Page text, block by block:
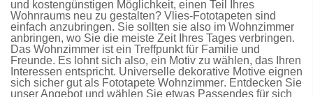
und kostengünstigen Möglichkeit, einen Teil Ihres
Wohnraums neu zu gestalten? Vlies-Fototapeten sind
einfach anzubringen. Sie sollten sie also im Wohnzimmer
anbringen, wo Sie die meiste Zeit Ihres Tages verbringen.
Das Wohnzimmer ist ein Treffpunkt für Familie und
Freunde. Es lohnt sich also, ein Motiv zu wählen, das Ihren
Interessen entspricht. Universelle dekorative Motive eignen
sich sicher gut als Fototapete Wohnzimmer. Entdecken Sie
unser Angebot und wählen Sie etwas Passendes für sich